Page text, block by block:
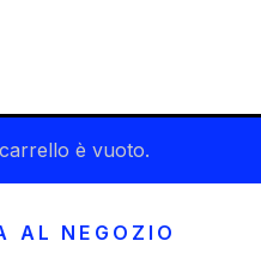
è vuoto.
AL NEGOZIO